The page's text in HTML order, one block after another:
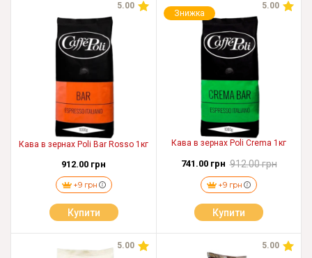
5.00
Кава в зернах Poli Bar Rosso 1кг
912.00 грн
+9 грн
Купити
Знижка
5.00
Кава в зернах Poli Crema 1кг
741.00 грн 912.00 грн
+9 грн
Купити
5.00 5.00